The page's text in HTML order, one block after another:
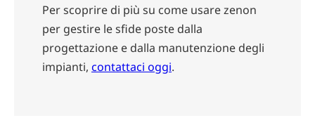
Per scoprire di più su come usare zenon
per gestire le sfide poste dalla
progettazione e dalla manutenzione degli
impianti, contattaci oggi.